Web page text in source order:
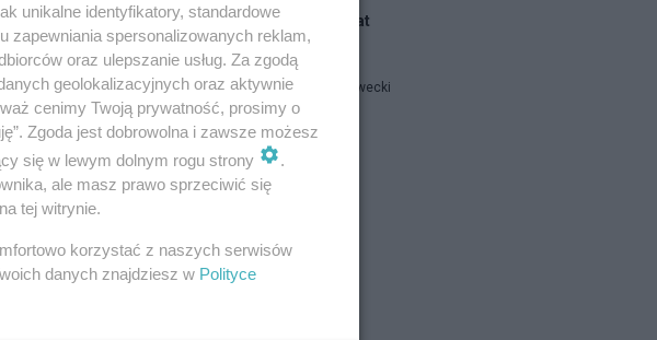
sprawę z zagrożeń
- a co jeszcze
zarówno w Polsce,
z wykształcenia
zdjęcie pod
Blogi na ten temat
Gandalf Iławecki
unikalne identyfikatory, standardowe
zapewniania spersonalizowanych reklam,
oraz ulepszanie usług. Za zgodą
geolokalizacyjnych oraz aktywnie
cenimy Twoją prywatność, prosimy o
Zgoda jest dobrowolna i zawsze możesz
się w lewym dolnym rogu strony
.
ale masz prawo sprzeciwić się
tej witrynie.
korzystać z naszych serwisów
danych znajdziesz w Polityce